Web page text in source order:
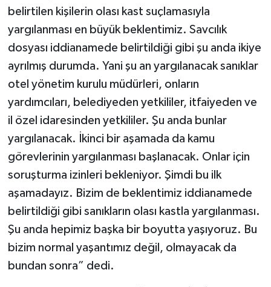
belirtilen kişilerin olası kast suçlamasıyla
yargılanması en büyük beklentimiz. Savcılık
dosyası iddianamede belirtildiği gibi şu anda ikiye
ayrılmış durumda. Yani şu an yargılanacak sanıklar
otel yönetim kurulu müdürleri, onların
yardımcıları, belediyeden yetkililer, itfaiyeden ve
il özel idaresinden yetkililer. Şu anda bunlar
yargılanacak. İkinci bir aşamada da kamu
görevlerinin yargılanması başlanacak. Onlar için
soruşturma izinleri bekleniyor. Şimdi bu ilk
aşamadayız. Bizim de beklentimiz iddianamede
belirtildiği gibi sanıkların olası kastla yargılanması.
Şu anda hepimiz başka bir boyutta yaşıyoruz. Bu
bizim normal yaşantımız değil, olmayacak da
bundan sonra” dedi.